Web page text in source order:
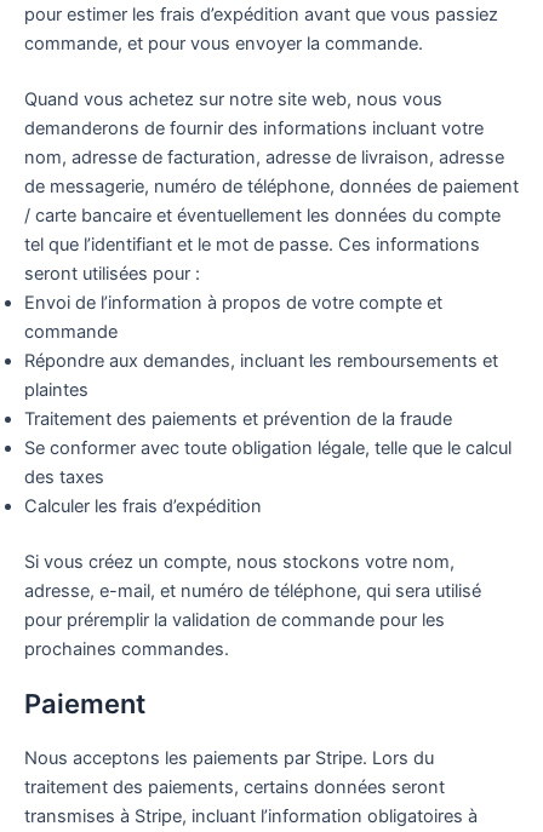
pour estimer les frais d’expédition avant que vous passiez
commande, et pour vous envoyer la commande.
Quand vous achetez sur notre site web, nous vous
demanderons de fournir des informations incluant votre
nom, adresse de facturation, adresse de livraison, adresse
de messagerie, numéro de téléphone, données de paiement
/ carte bancaire et éventuellement les données du compte
tel que l’identifiant et le mot de passe. Ces informations
seront utilisées pour :
Envoi de l’information à propos de votre compte et
commande
Répondre aux demandes, incluant les remboursements et
plaintes
Traitement des paiements et prévention de la fraude
Se conformer avec toute obligation légale, telle que le calcul
des taxes
Calculer les frais d’expédition
Si vous créez un compte, nous stockons votre nom,
adresse, e-mail, et numéro de téléphone, qui sera utilisé
pour préremplir la validation de commande pour les
prochaines commandes.
Paiement
Nous acceptons les paiements par Stripe. Lors du
traitement des paiements, certains données seront
transmises à Stripe, incluant l’information obligatoires à